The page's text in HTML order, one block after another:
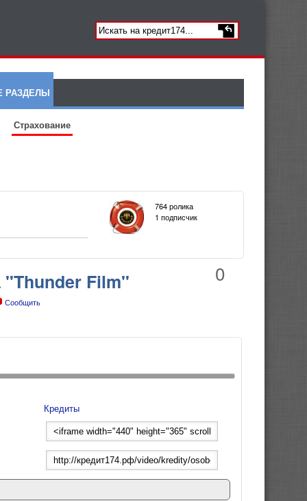
РАЗДЕЛЫ
Страхование
764 ролика
1 подписчик
0
"Thunder Film"
Сообщить
Кредиты